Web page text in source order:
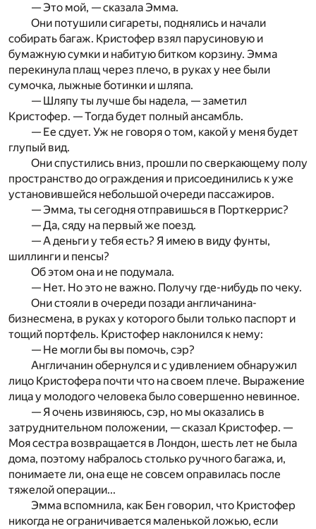
— Это мой, — сказала Эмма.
Они потушили сигареты, поднялись и начали
собирать багаж. Кристофер взял парусиновую и
бумажную сумки и набитую битком корзину. Эмма
перекинула плащ через плечо, в руках у нее были
сумочка, лыжные ботинки и шляпа.
— Шляпу ты лучше бы надела, — заметил
Кристофер. — Тогда будет полный ансамбль.
— Ее сдует. Уж не говоря о том, какой у меня будет
глупый вид.
Они спустились вниз, прошли по сверкающему полу
пространство до ограждения и присоединились к уже
установившейся небольшой очереди пассажиров.
— Эмма, ты сегодня отправишься в Порткеррис?
— Да, сяду на первый же поезд.
— А деньги у тебя есть? Я имею в виду фунты,
шиллинги и пенсы?
Об этом она и не подумала.
— Нет. Но это не важно. Получу где-нибудь по чеку.
Они стояли в очереди позади англичанина-
бизнесмена, в руках у которого были только паспорт и
тощий портфель. Кристофер наклонился к нему:
— Не могли бы вы помочь, сэр?
Англичанин обернулся и с удивлением обнаружил
лицо Кристофера почти что на своем плече. Выражение
лица у молодого человека было совершенно невинное.
— Я очень извиняюсь, сэр, но мы оказались в
затруднительном положении, — сказал Кристофер. —
Моя сестра возвращается в Лондон, шесть лет не была
дома, поэтому набралось столько ручного багажа, и,
понимаете ли, она еще не совсем оправилась после
тяжелой операции...
Эмма вспомнила, как Бен говорил, что Кристофер
никогда не ограничивается маленькой ложью, если